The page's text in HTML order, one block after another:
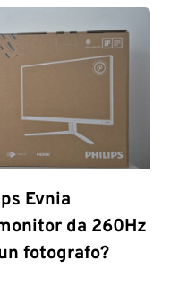
Evnia
da 260Hz
fotografo?